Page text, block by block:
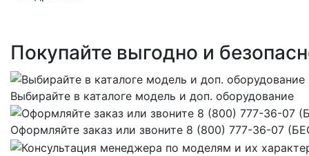
Покупайте выгодно и
Выбирайте в каталоге модель и доп. оборудование
Оформляйте заказ или звоните 8 (800) 777-36-07